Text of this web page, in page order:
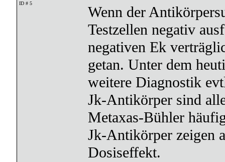
ID # 5
Wenn der
Testzellen negativ
negativen Ek
getan. Unter dem
weitere Diagnostik
Jk-Antikörper sind
Metaxas-Bühler
Jk-Antikörper zeigen
Dosiseffekt.